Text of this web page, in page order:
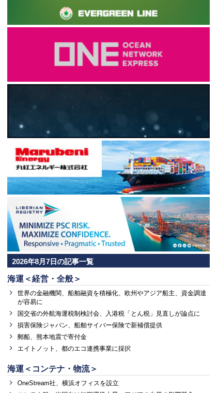
2026年8月7日の記事一覧
海運＜経営・全般＞
世界の金融機関、船舶融資を積極化、欧州やアジア船主、資金調達
が容易に
国交省の外航海運税制検討会、入港税「とん税」見直しが論点に
損害保険ジャパン、船舶サイバー保険で新補償提供
郵船、熊本地震で寄付金
エイトノット、都のエコ連携事業に採択
海運＜コンテナ・物流＞
OneStream社、横浜オフィスを設立